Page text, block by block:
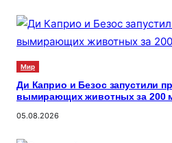
Мир
Ди Каприо и Безос запустили
вымирающих животных за 200
05.08.2026